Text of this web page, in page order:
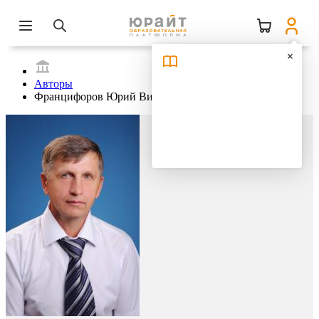
Авторы
Францифоров Юрий Викторович